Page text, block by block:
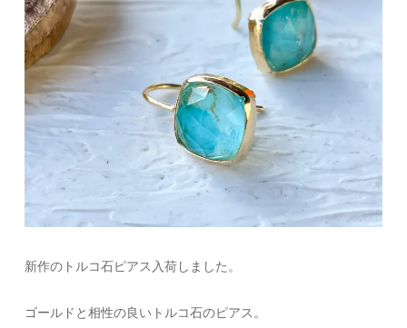
新作のトルコ石ピアス入荷しました。
ゴールドと相性の良いトルコ石のピアス。